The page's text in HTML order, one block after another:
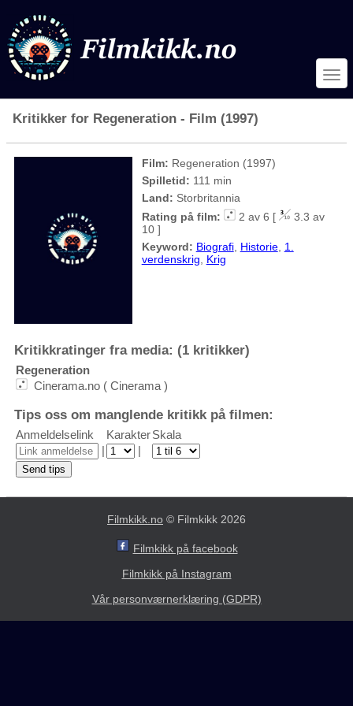
Kritikker for Regeneration - Film (1997)
Film: Regeneration (1997)
Spilletid: 111 min
Land: Storbritannia
Rating på film:
2 av 6 [
3.3 av
10 ]
Keyword: Biografi, Historie, 1.
verdenskrig
Krig
Kritikkratinger fra media: (1 kritikker)
Regeneration
Cinerama.no ( Cinerama )
Tips oss om manglende kritikk på filmen:
Anmeldelselink KarakterSkala
|
|
Filmkikk.no © Filmkikk 2026
Filmkikk på facebook
Filmkikk på Instagram
Vår personværnerklæring (GDPR)